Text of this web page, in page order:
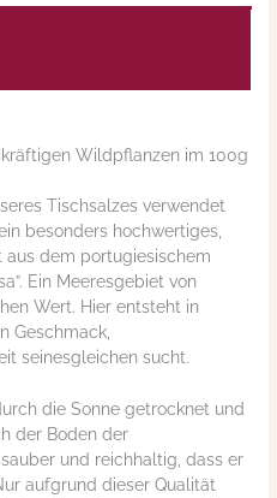
Wildpflanzen im 100g
Tischsalzes verwendet
besonders hochwertiges,
dem portugiesischem
Ein Meeresgebiet von
Wert. Hier entsteht in
Geschmack,
seinesgleichen sucht.
die Sonne getrocknet und
der Boden der
und reichhaltig, dass er
aufgrund dieser Qualität